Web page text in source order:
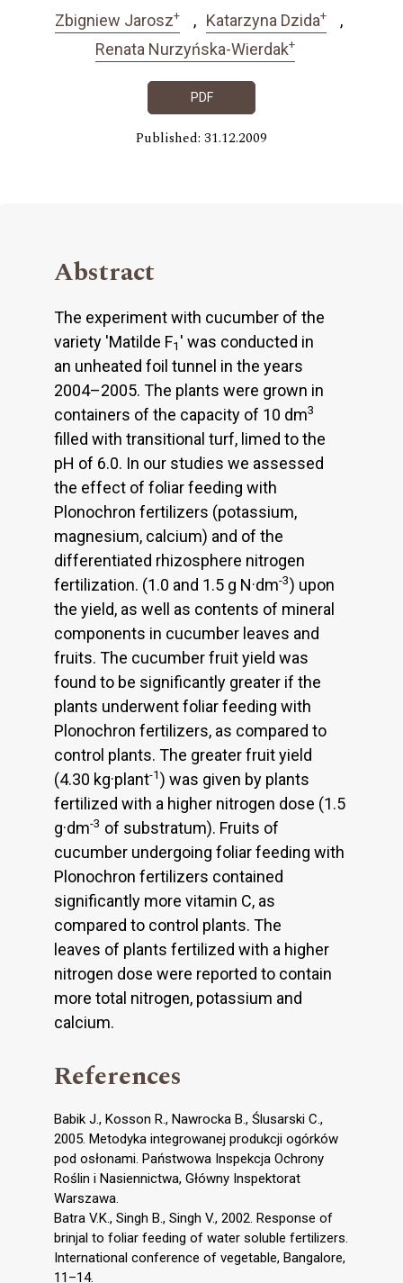
Zbigniew Jarosz+ Katarzyna Dzida+
Renata Nurzyńska-Wierdak+
PDF
Published: 31.12.2009
Abstract
The experiment with cucumber of the
variety 'Matilde F1 ' was conducted in
an unheated foil tunnel in the years
2004–2005. The plants were grown in
containers of the capacity of 10 dm3
filled with transitional turf, limed to the
pH of 6.0. In our studies we assessed
the effect of foliar feeding with
Plonochron fertilizers (potassium,
magnesium, calcium) and of the
differentiated rhizosphere nitrogen
fertilization. (1.0 and 1.5 g N·dm-3) upon
the yield, as well as contents of mineral
components in cucumber leaves and
fruits. The cucumber fruit yield was
found to be significantly greater if the
plants underwent foliar feeding with
Plonochron fertilizers, as compared to
control plants. The greater fruit yield
(4.30 kg·plant-1) was given by plants
fertilized with a higher nitrogen dose (1.5
g·dm-3 of substratum). Fruits of
cucumber undergoing foliar feeding with
Plonochron fertilizers contained
significantly more vitamin C, as
compared to control plants. The
leaves of plants fertilized with a higher
nitrogen dose were reported to contain
more total nitrogen, potassium and
calcium.
References
Babik J., Kosson R., Nawrocka B., Ślusarski C.,
2005. Metodyka integrowanej produkcji ogórków
pod osłonami. Państwowa Inspekcja Ochrony
Roślin i Nasiennictwa, Główny Inspektorat
Warszawa.
Batra V.K., Singh B., Singh V., 2002. Response of
brinjal to foliar feeding of water soluble fertilizers.
International conference of vegetable, Bangalore,
11–14.